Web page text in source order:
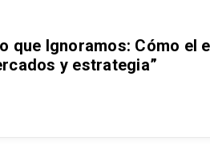
que Ignoramos: Cómo el
y estrategia”